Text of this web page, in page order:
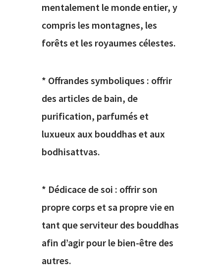
mentalement le monde entier, y
compris les montagnes, les
forêts et les royaumes célestes.
* Offrandes symboliques : offrir
des articles de bain, de
purification, parfumés et
luxueux aux bouddhas et aux
bodhisattvas.
* Dédicace de soi : offrir son
propre corps et sa propre vie en
tant que serviteur des bouddhas
afin d’agir pour le bien-être des
autres.